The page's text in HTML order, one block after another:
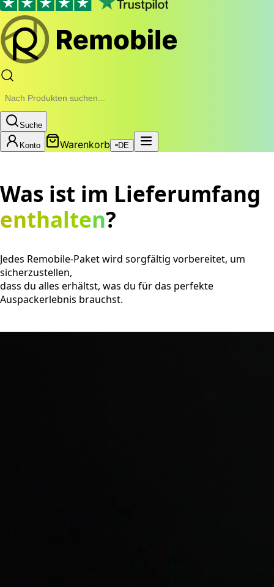
Suche
Konto Warenkorb DE
Was ist im Lieferumfang
enthalten?
Jedes Remobile-Paket wird sorgfältig vorbereitet, um
sicherzustellen,
dass du alles erhältst, was du für das perfekte
Auspackerlebnis brauchst.